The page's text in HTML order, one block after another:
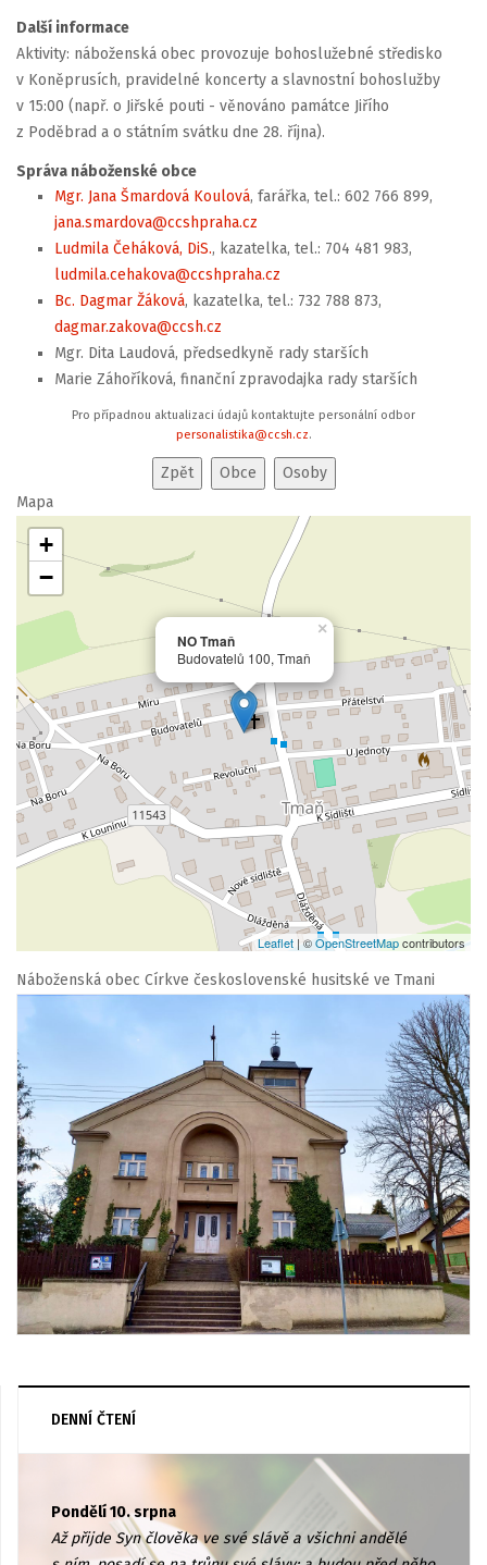
Další informace
Aktivity: náboženská obec provozuje bohoslužebné středisko
v Koněprusích, pravidelné koncerty a slavnostní bohoslužby
v 15:00 (např. o Jiřské pouti - věnováno památce Jiřího
z Poděbrad a o státním svátku dne 28. října).
Správa náboženské obce
Mgr. Jana Šmardová Koulová, farářka, tel.: 602 766 899,
jana.smardova@ccshpraha.cz
Ludmila Čeháková, DiS., kazatelka, tel.: 704 481 983,
ludmila.cehakova@ccshpraha.cz
Bc. Dagmar Žáková, kazatelka, tel.: 732 788 873,
dagmar.zakova@ccsh.cz
Mgr. Dita Laudová, předsedkyně rady starších
Marie Záhoříková, finanční zpravodajka rady starších
Pro případnou aktualizaci údajů kontaktujte personální odbor
personalistika@ccsh.cz.
Mapa
NO Tmaň
Budovatelů 100, Tmaň
×
+
−
Leaflet | ©OpenStreetMapcontributors
Náboženská obec Církve československé husitské ve Tmani
DENNÍ ČTENÍ
Pondělí 10. srpna
Až přijde Syn člověka ve své slávě a všichni andělé